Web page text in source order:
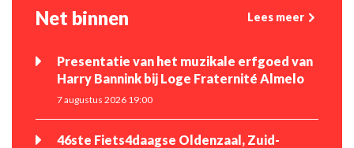
Net binnen Lees meer
Presentatie van het muzikale erfgoed van
Harry Bannink bij Loge Fraternité Almelo
7 augustus 2026 19:00
46ste Fiets4daagse Oldenzaal, Zuid-